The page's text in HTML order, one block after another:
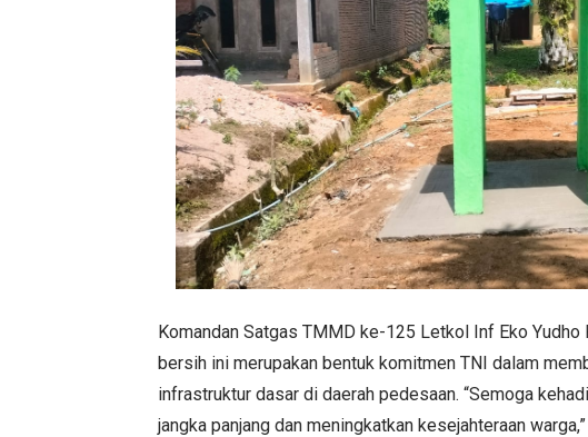
Komandan Satgas TMMD ke-125 Letkol Inf Eko Yudho
bersih ini merupakan bentuk komitmen TNI dalam
infrastruktur dasar di daerah pedesaan. “Semoga
jangka panjang dan meningkatkan kesejahteraan warga,”